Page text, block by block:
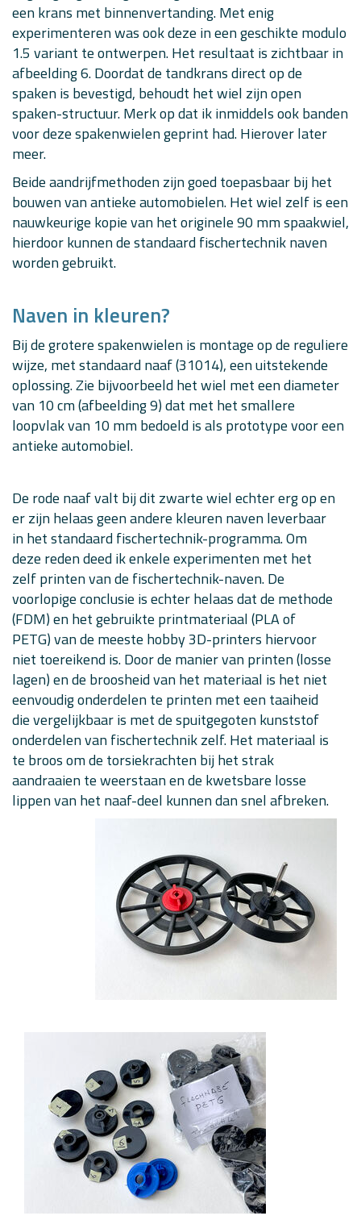
een krans met binnenvertanding. Met enig
experimenteren was ook deze in een geschikte modulo
1.5 variant te ontwerpen. Het resultaat is zichtbaar in
afbeelding 6. Doordat de tandkrans direct op de
spaken is bevestigd, behoudt het wiel zijn open
spaken-structuur. Merk op dat ik inmiddels ook banden
voor deze spakenwielen geprint had. Hierover later
meer.
Beide aandrijfmethoden zijn goed toepasbaar bij het
bouwen van antieke automobielen. Het wiel zelf is een
nauwkeurige kopie van het originele 90 mm spaakwiel,
hierdoor kunnen de standaard fischertechnik naven
worden gebruikt.
Naven in kleuren?
Bij de grotere spakenwielen is montage op de reguliere
wijze, met standaard naaf (31014), een uitstekende
oplossing. Zie bijvoorbeeld het wiel met een diameter
van 10 cm (afbeelding 9) dat met het smallere
loopvlak van 10 mm bedoeld is als prototype voor een
antieke automobiel.
De rode naaf valt bij dit zwarte wiel echter erg op en
er zijn helaas geen andere kleuren naven leverbaar
in het standaard fischertechnik-programma. Om
deze reden deed ik enkele experimenten met het
zelf printen van de fischertechnik-naven. De
voorlopige conclusie is echter helaas dat de methode
(FDM) en het gebruikte printmateriaal (PLA of
PETG) van de meeste hobby 3D-printers hiervoor
niet toereikend is. Door de manier van printen (losse
lagen) en de broosheid van het materiaal is het niet
eenvoudig onderdelen te printen met een taaiheid
die vergelijkbaar is met de spuitgegoten kunststof
onderdelen van fischertechnik zelf. Het materiaal is
te broos om de torsiekrachten bij het strak
aandraaien te weerstaan en de kwetsbare losse
lippen van het naaf-deel kunnen dan snel afbreken.